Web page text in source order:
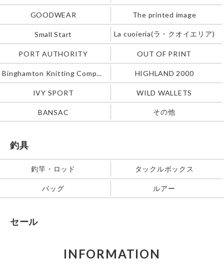
GOODWEAR The printed image
Small Start La cuoieria(ラ・クオイエリア)
PORT AUTHORITY OUT OF PRINT
Binghamton Knitting Company HIGHLAND 2000
IVY SPORT WILD WALLETS
BANSAC その他
釣具
釣竿・ロッド タックルボックス
バッグ ルアー
セール
INFORMATION